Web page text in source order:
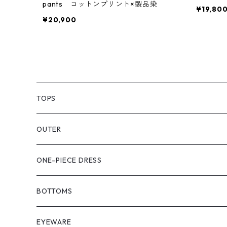
pants コットンプリント×製品染
¥20,900
¥19,800
TOPS
PULL OVER
SHIRT
VEST
OUTER
VEST
JACKET
COAT
ONE-PIECE DRESS
BOTTOMS
SHORT LENGS
EYEWARE